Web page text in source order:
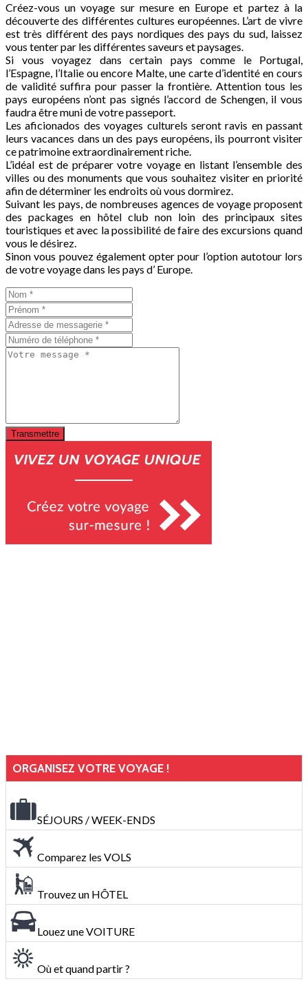
Créez-vous un voyage sur mesure en Europe et partez à la
découverte des différentes cultures européennes. L’art de vivre
est très différent des pays nordiques des pays du sud, laissez
vous tenter par les différentes saveurs et paysages.
Si vous voyagez dans certain pays comme le Portugal,
l’Espagne, l’Italie ou encore Malte, une carte d’identité en cours
de validité suffira pour passer la frontière. Attention tous les
pays européens n’ont pas signés l’accord de Schengen, il vous
faudra être muni de votre passeport.
Les aficionados des voyages culturels seront ravis en passant
leurs vacances dans un des pays européens, ils pourront visiter
ce patrimoine extraordinairement riche.
L’idéal est de préparer votre voyage en listant l’ensemble des
villes ou des monuments que vous souhaitez visiter en priorité
afin de déterminer les endroits où vous dormirez.
Suivant les pays, de nombreuses agences de voyage proposent
des packages en hôtel club non loin des principaux sites
touristiques et avec la possibilité de faire des excursions quand
vous le désirez.
Sinon vous pouvez également opter pour l’option autotour lors
de votre voyage dans les pays d’ Europe.
ORGANISEZ VOTRE VOYAGE !
SÉJOURS / WEEK-ENDS
Comparez les VOLS
Trouvez un HÔTEL
Louez une VOITURE
Où et quand partir ?